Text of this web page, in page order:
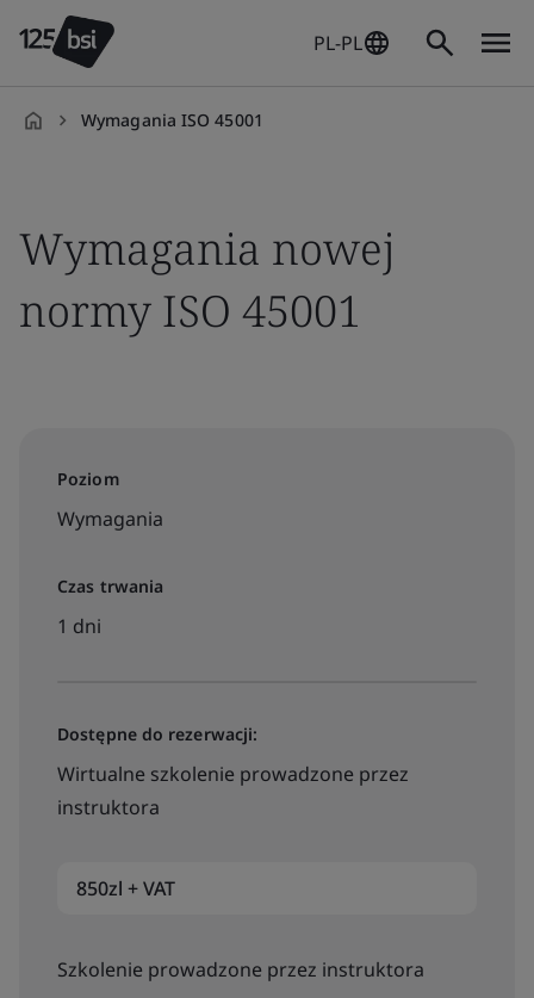
PL-PL
Wymagania ISO 45001
Wymagania nowej
normy ISO 45001
Poziom
Wymagania
Czas trwania
1 dni
Dostępne do rezerwacji:
Wirtualne szkolenie prowadzone przez
instruktora
850zl + VAT
Szkolenie prowadzone przez instruktora